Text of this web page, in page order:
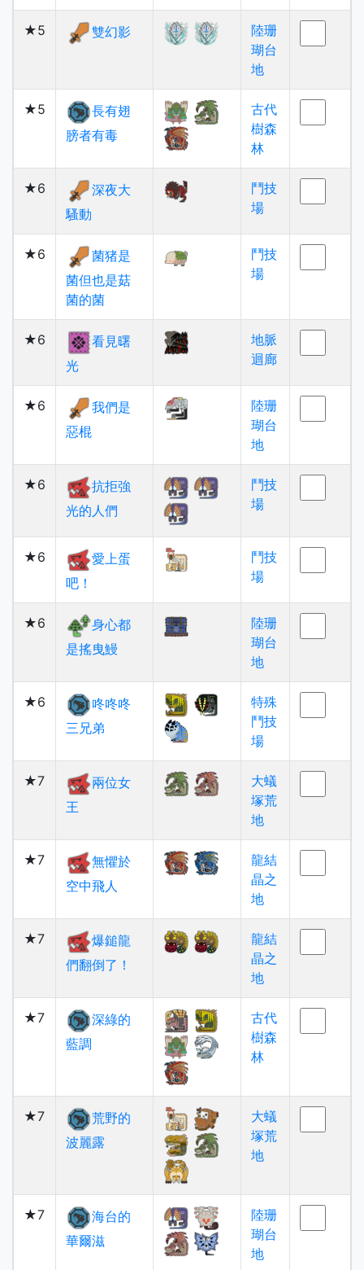
★5 雙幻影
陸珊
瑚台
地
★5
長有翅
膀者有毒
古代
樹森
林
★6
深夜大
騷動
鬥技
場
★6
菌猪是
菌但也是菇
菌的菌
鬥技
場
★6
看見曙
光
地脈
迴廊
★6
我們是
惡棍
陸珊
瑚台
地
★6
抗拒強
光的人們
鬥技
場
★6
愛上蛋
吧！
鬥技
場
★6
身心都
是搖曳鰻
陸珊
瑚台
地
★6
咚咚咚
三兄弟
特殊
鬥技
場
★7
兩位女
王
大蟻
塚荒
地
★7
無懼於
空中飛人
龍結
晶之
地
★7
爆鎚龍
們翻倒了！
龍結
晶之
地
★7
深綠的
藍調
古代
樹森
林
★7
荒野的
波麗露
大蟻
塚荒
地
★7
海台的
華爾滋
陸珊
瑚台
地